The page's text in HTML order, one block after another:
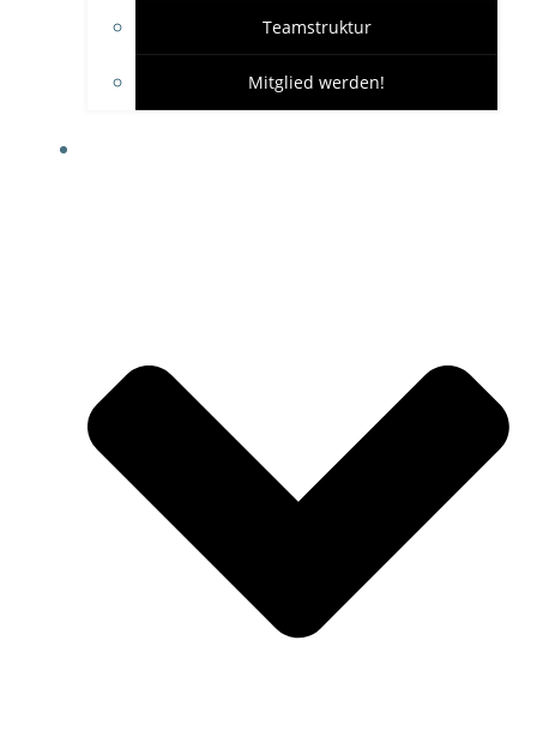
Teamstruktur
Mitglied werden!